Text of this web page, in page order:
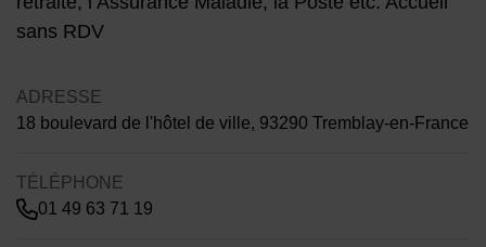
sans RDV
ADRESSE
18 boulevard de l'hôtel de ville, 93290 Tremblay-en-France
TÉLÉPHONE
01 49 63 71 19